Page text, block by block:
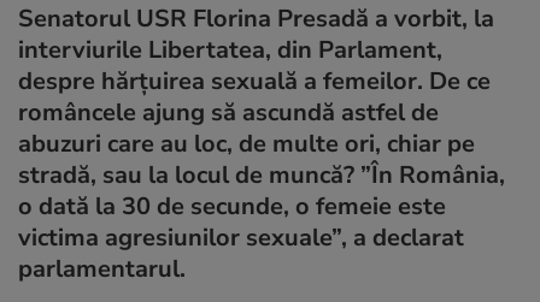
Senatorul USR Florina Presadă a vorbit, la
interviurile Libertatea, din Parlament,
despre hărțuirea sexuală a femeilor. De ce
româncele ajung să ascundă astfel de
abuzuri care au loc, de multe ori, chiar pe
stradă, sau la locul de muncă? ”În România,
o dată la 30 de secunde, o femeie este
victima agresiunilor sexuale”, a declarat
parlamentarul.